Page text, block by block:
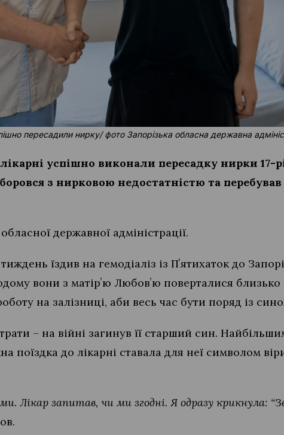
пересадили нирку/ фото Запорізька обласна державна
успішно виконали пересадку нирки 17-
з нирковою недостатністю та перебував
державної адміністрації.
їздив на гемодіаліз із Пʼятихаток до
вони з матірʼю Любовʼю поверталися
на залізниці, аби весь час бути поряд із
– на війні загинув її старший син.
поїздка до лікарні ставала для неї символом
Лікар запитав, чи ми згодні. Я одразу крикнула: